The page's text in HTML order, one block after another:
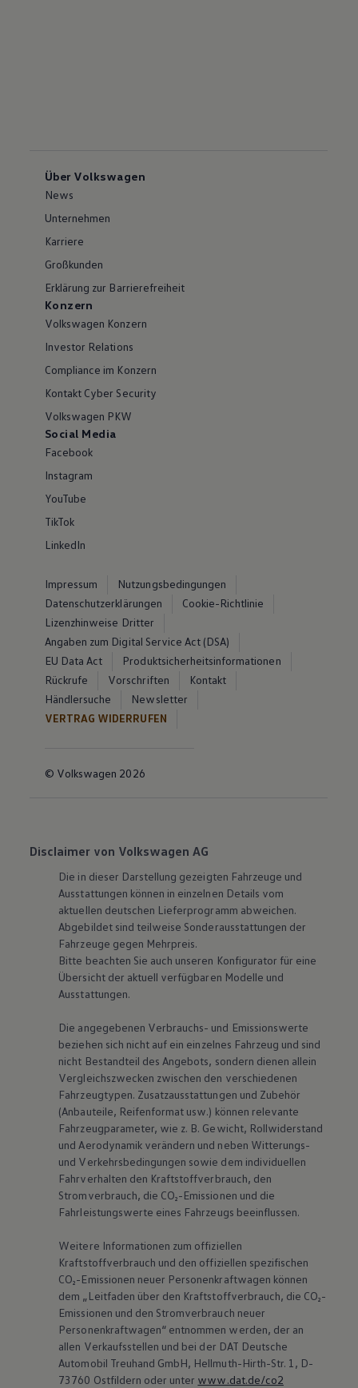
Über Volkswagen
News
Unternehmen
Karriere
Großkunden
Erklärung zur Barrierefreiheit
Konzern
Volkswagen Konzern
Investor Relations
Compliance im Konzern
Kontakt Cyber Security
Volkswagen PKW
Social Media
Facebook
Instagram
YouTube
TikTok
LinkedIn
Impressum
Nutzungsbedingungen
Datenschutzerklärungen
Cookie-Richtlinie
Lizenzhinweise Dritter
Angaben zum Digital Service Act (DSA)
EU Data Act
Produktsicherheitsinformationen
Rückrufe
Vorschriften
Kontakt
Händlersuche
Newsletter
VERTRAG WIDERRUFEN
© Volkswagen 2026
Disclaimer von Volkswagen AG
Die in dieser Darstellung gezeigten Fahrzeuge und
Ausstattungen können in einzelnen Details vom
aktuellen deutschen Lieferprogramm abweichen.
Abgebildet sind teilweise Sonderausstattungen der
Fahrzeuge gegen Mehrpreis.
Bitte beachten Sie auch unseren Konfigurator für eine
Übersicht der aktuell verfügbaren Modelle und
Ausstattungen.
Die angegebenen Verbrauchs- und Emissionswerte
beziehen sich nicht auf ein einzelnes Fahrzeug und sind
nicht Bestandteil des Angebots, sondern dienen allein
Vergleichszwecken zwischen den verschiedenen
Fahrzeugtypen. Zusatzausstattungen und Zubehör
(Anbauteile, Reifenformat usw.) können relevante
Fahrzeugparameter, wie z. B. Gewicht, Rollwiderstand
und Aerodynamik verändern und neben Witterungs-
und Verkehrsbedingungen sowie dem individuellen
Fahrverhalten den Kraftstoffverbrauch, den
Stromverbrauch, die CO₂-Emissionen und die
Fahrleistungswerte eines Fahrzeugs beeinflussen.
Weitere Informationen zum offiziellen
Kraftstoffverbrauch und den offiziellen spezifischen
CO₂-Emissionen neuer Personenkraftwagen können
dem „Leitfaden über den Kraftstoffverbrauch, die CO₂-
Emissionen und den Stromverbrauch neuer
Personenkraftwagen“ entnommen werden, der an
allen Verkaufsstellen und bei der DAT Deutsche
Automobil Treuhand GmbH, Hellmuth-Hirth-Str. 1, D-
73760 Ostfildern oder unter www.dat.de/co2